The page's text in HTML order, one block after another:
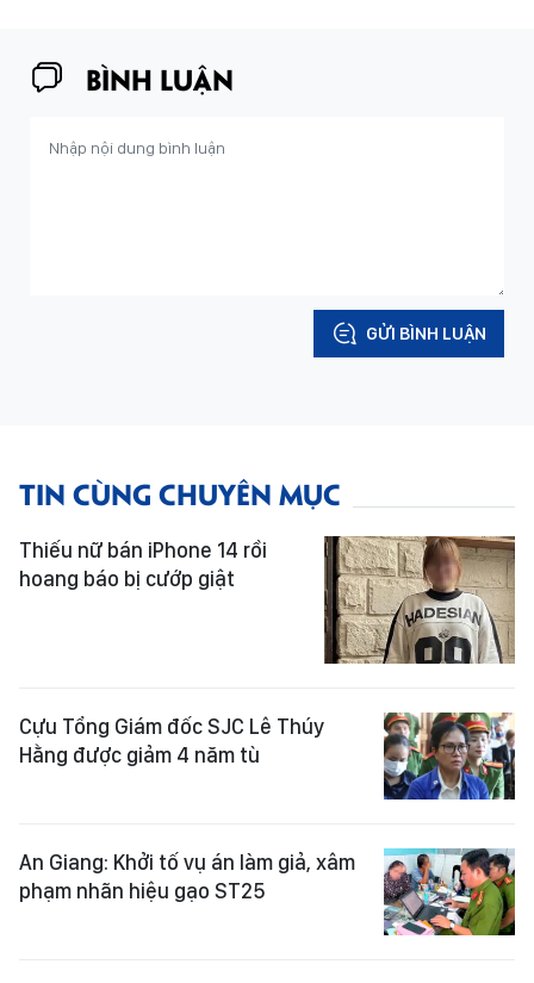
BÌNH LUẬN
GỬI BÌNH LUẬN
TIN CÙNG CHUYÊN MỤC
Thiếu nữ bán iPhone 14 rồi
hoang báo bị cướp giật
Cựu Tổng Giám đốc SJC Lê Thúy
Hằng được giảm 4 năm tù
An Giang: Khởi tố vụ án làm giả, xâm
phạm nhãn hiệu gạo ST25